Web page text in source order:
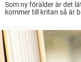
Som ny förälder är det
kommer till kritan så är